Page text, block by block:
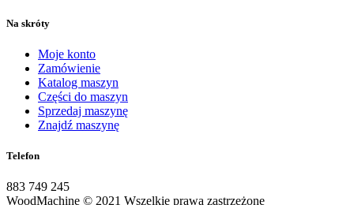
Na skróty
Moje konto
Zamówienie
Katalog maszyn
Części do maszyn
Sprzedaj maszynę
Znajdź maszynę
Telefon
883 749 245
WoodMachine © 2021 Wszelkie prawa zastrzeżone